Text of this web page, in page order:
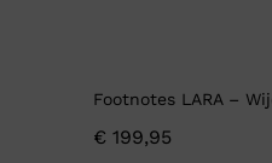
Footnotes LARA –
€ 199,95